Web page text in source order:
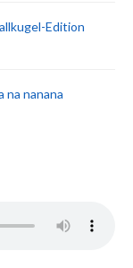
Edition
na nanana